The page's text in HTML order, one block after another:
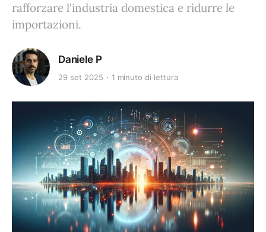
rafforzare l'industria domestica e ridurre le
importazioni.
Daniele P
29 set 2025 1 minuto di lettura